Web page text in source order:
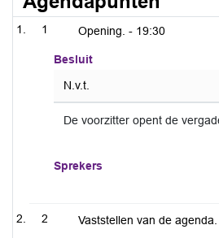
1 Opening. - 19:30
Besluit
N.v.t.
De voorzitter opent de
Sprekers
2 Vaststellen van de